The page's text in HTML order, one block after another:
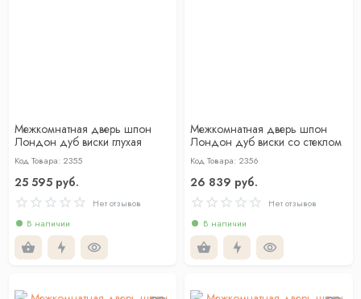
Межкомнатная дверь шпон
Лондон дуб виски глухая
Код Товара: 2355
25 595 руб.
Нет отзывов
В наличии
Межкомнатная дверь шпон
Лондон дуб виски со стеклом
Код Товара: 2356
26 839 руб.
Нет отзывов
В наличии